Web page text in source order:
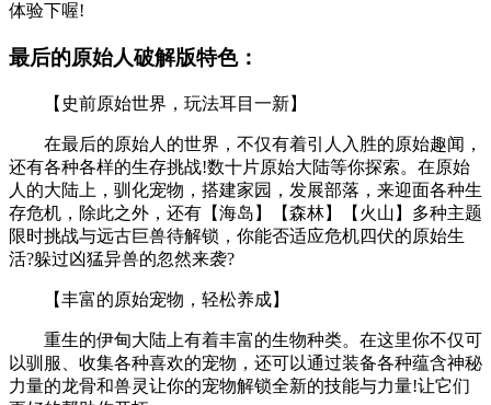
体验下喔!
最后的原始人破解版特色：
【史前原始世界，玩法耳目一新】
在最后的原始人的世界，不仅有着引人入胜的原始趣闻，
还有各种各样的生存挑战!数十片原始大陆等你探索。在原始
人的大陆上，驯化宠物，搭建家园，发展部落，来迎面各种生
存危机，除此之外，还有【海岛】【森林】【火山】多种主题
限时挑战与远古巨兽待解锁，你能否适应危机四伏的原始生
活?躲过凶猛异兽的忽然来袭?
【丰富的原始宠物，轻松养成】
重生的伊甸大陆上有着丰富的生物种类。在这里你不仅可
以驯服、收集各种喜欢的宠物，还可以通过装备各种蕴含神秘
力量的龙骨和兽灵让你的宠物解锁全新的技能与力量!让它们